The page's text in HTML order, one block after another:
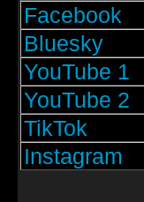
Facebook
Bluesky
YouTube 1
YouTube 2
TikTok
Instagram